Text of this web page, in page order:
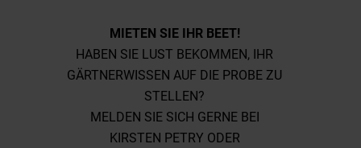
MIETEN SIE IHR BEET!
HABEN SIE LUST BEKOMMEN, IHR
GÄRTNERWISSEN AUF DIE PROBE ZU
STELLEN?
MELDEN SIE SICH GERNE BEI
KIRSTEN PETRY ODER